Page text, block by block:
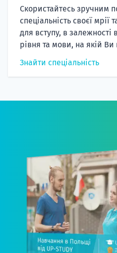
Скористайтесь зручним
спеціальність своєї мрії
для вступу, в залежності
рівня та мови, на якій Ви
Знайти спеціальність